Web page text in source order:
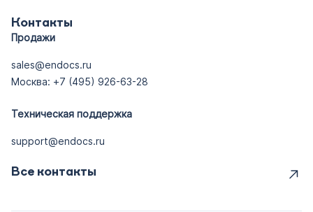
    },
        "required": false,
        "type": "string",
        "example": ""3896d212-b799-4dcc-
8d73-617ff0224b46""
    "ExtPhone": {
Контакты
Продажи
sales@endocs.ru
Москва: +7 (495) 926-63-28
Техническая поддержка
support@endocs.ru
Все контакты